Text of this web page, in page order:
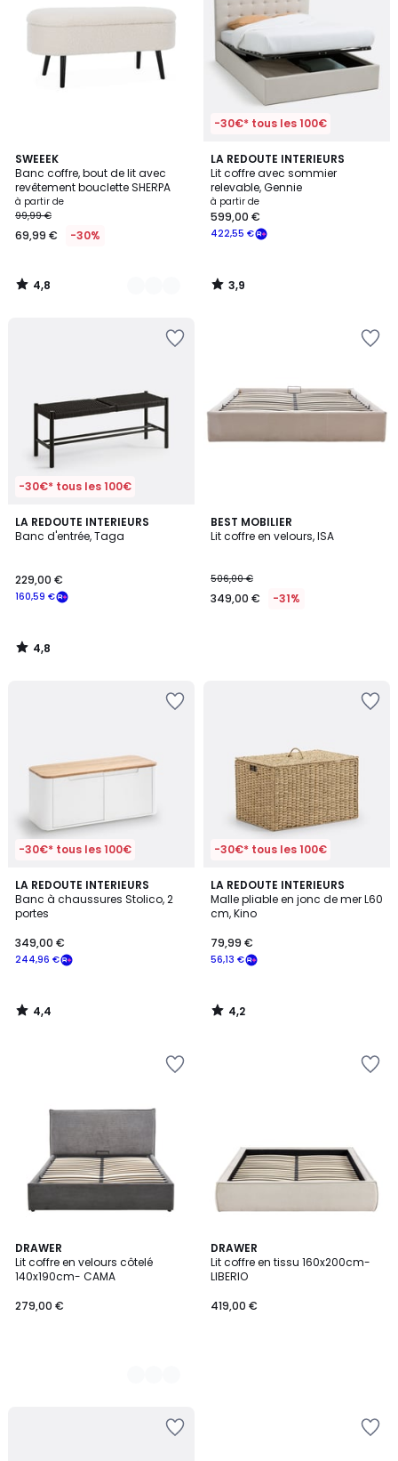
SWEEEK
Banc coffre, bout de lit avec
revêtement bouclette SHERPA
à partir de
99,99 €
69,99 € -30%
4,8
/ 5
4
Couleurs
4,8
/
-30€* tous les 100€
LA REDOUTE INTERIEURS
Lit coffre avec sommier
relevable, Gennie
à partir de
422,55 €
599,00 €
3,9
/ 5
3,9
/
-30€* tous les 100€
LA REDOUTE INTERIEURS
Banc d'entrée, Taga
160,59 €
229,00 €
4,8
/ 5
4,8
/
BEST MOBILIER
Lit coffre en velours, ISA
506,00 €
349,00 € -31%
-30€* tous les 100€
LA REDOUTE INTERIEURS
Banc à chaussures Stolico, 2
portes
244,96 €
349,00 €
4,4
/ 5
4,4
/
-30€* tous les 100€
LA REDOUTE INTERIEURS
Malle pliable en jonc de mer L60
cm, Kino
56,13 €
79,99 €
4,2
/ 5
4,2
/
DRAWER
Lit coffre en velours côtelé
140x190cm- CAMA
279,00 €
2
Couleurs
DRAWER
Lit coffre en tissu 160x200cm-
LIBERIO
419,00 €